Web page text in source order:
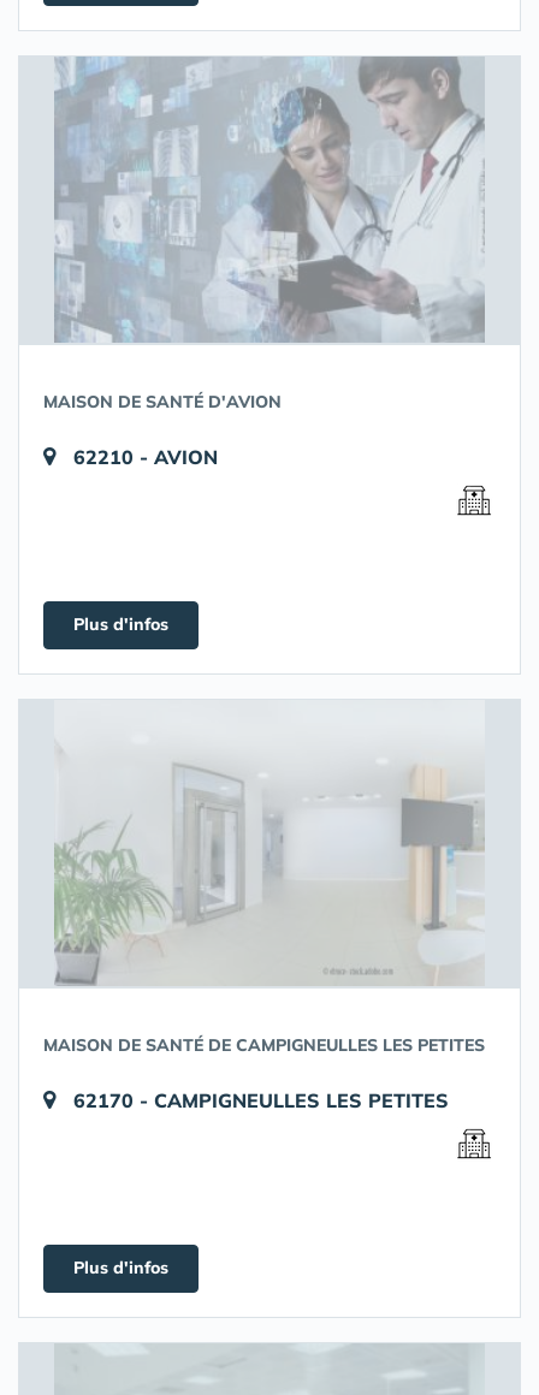
MAISON DE SANTÉ D'AVION
62210 - AVION
Plus d'infos
MAISON DE SANTÉ DE CAMPIGNEULLES LES PETITES
62170 - CAMPIGNEULLES LES PETITES
Plus d'infos